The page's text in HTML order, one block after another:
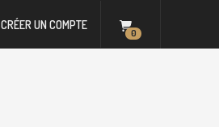
CRÉER UN COMPTE
0